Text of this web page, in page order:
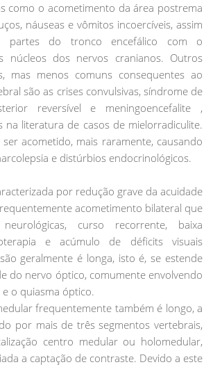
como o acometimento da área postrema
náuseas e vômitos incoercíveis, assim
partes do tronco encefálico com o
núcleos dos nervos cranianos. Outros
mas menos comuns consequentes ao
são as crises convulsivas, síndrome de
reversível e meningoencefalite ,
na literatura de casos de mielorradiculite.
acometido, mais raramente, causando
e distúrbios endocrinológicos.
por redução grave da acuidade
acometimento bilateral que
curso recorrente, baixa
e acúmulo de déficits visuais
geralmente é longa, isto é, se estende
do nervo óptico, comumente envolvendo
o quiasma óptico.
frequentemente também é longo, a
por mais de três segmentos vertebrais,
centro medular ou holomedular,
a captação de contraste. Devido a este